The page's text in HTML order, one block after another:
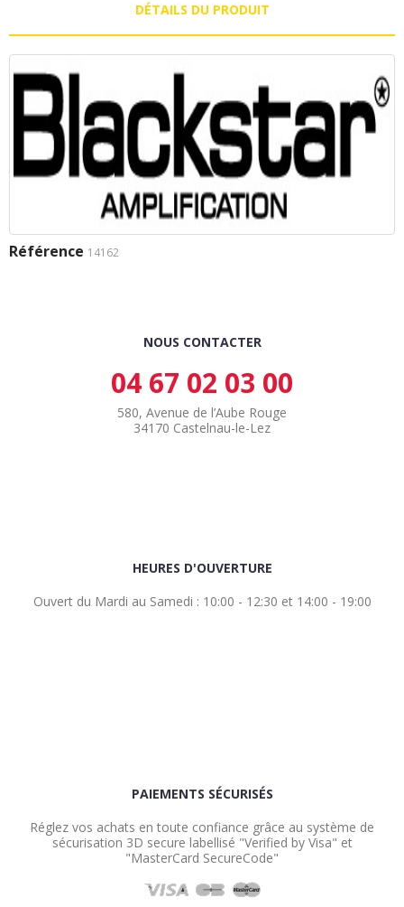
DÉTAILS DU PRODUIT
Référence 14162
NOUS CONTACTER
04 67 02 03 00
580, Avenue de l’Aube Rouge
34170 Castelnau-le-Lez
HEURES D'OUVERTURE
Ouvert du Mardi au Samedi : 10:00 - 12:30 et 14:00 - 19:00
PAIEMENTS SÉCURISÉS
Réglez vos achats en toute confiance grâce au système de
sécurisation 3D secure labellisé "Verified by Visa" et
"MasterCard SecureCode"